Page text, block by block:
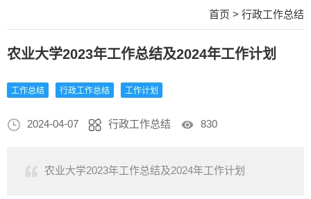
首页 > 行政工作总结
农业大学2023年工作总结及2024年工作计划
工作总结 行政工作总结 工作计划
2024-04-07 行政工作总结 830
农业大学2023年工作总结及2024年工作计划